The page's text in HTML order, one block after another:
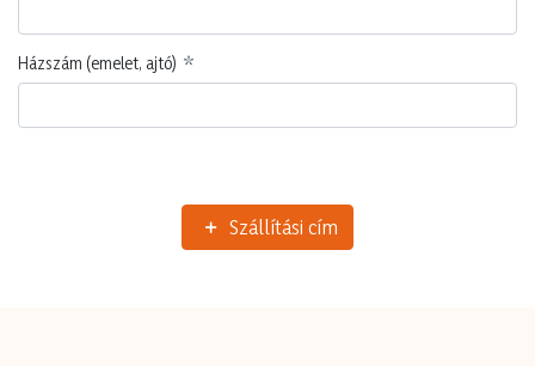
Házszám (emelet, ajtó)
Szállítási cím